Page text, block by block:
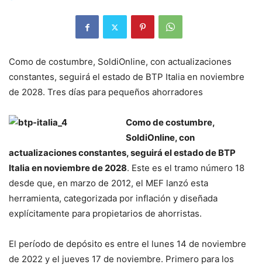
Como de costumbre, SoldiOnline, con actualizaciones
constantes, seguirá el estado de BTP Italia en noviembre
de 2028. Tres días para pequeños ahorradores
Como de costumbre,
SoldiOnline, con
actualizaciones constantes, seguirá el estado de BTP
Italia en noviembre de 2028. Este es el tramo número 18
desde que, en marzo de 2012, el MEF lanzó esta
herramienta, categorizada por inflación y diseñada
explícitamente para propietarios de ahorristas.
El período de depósito es entre el lunes 14 de noviembre
de 2022 y el jueves 17 de noviembre. Primero para los